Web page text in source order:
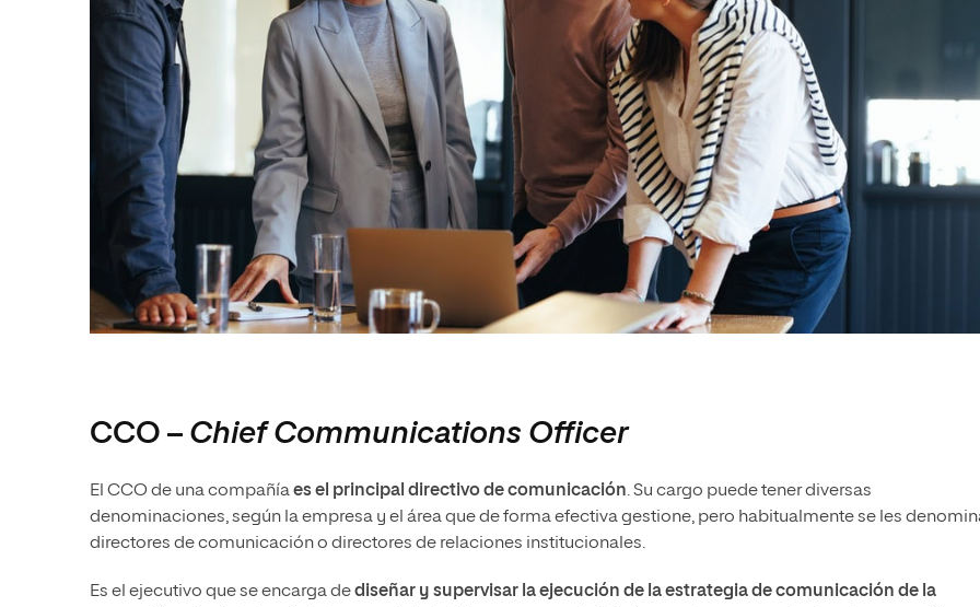
CCO – Chief Communications Officer
El CCO de una compañíaes el principal directivo de comunicación. Su cargo puede tener diversas
denominaciones, según la empresa y el área que de forma efectiva gestione, pero habitualmente se les
directores de comunicación o directores de relaciones institucionales.
Es el ejecutivo que se encarga dediseñar y supervisar la ejecución de la estrategia de comunicación de la